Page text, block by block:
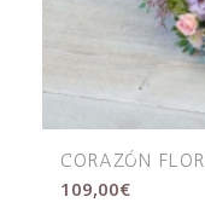
CORAZÓN
109,00€